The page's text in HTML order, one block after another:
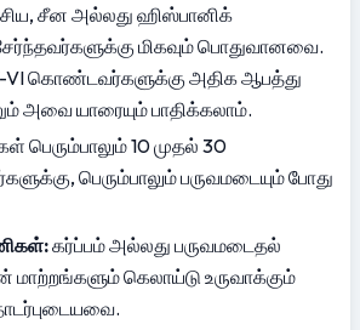
சீன அல்லது ஹிஸ்பானிக்
மிகவும் பொதுவானவை.
VI கொண்டவர்களுக்கு அதிக ஆபத்து
அவை யாரையும் பாதிக்கலாம்.
பெரும்பாலும் 10 முதல் 30
பெரும்பாலும் பருவமடையும் போது
கர்ப்பம் அல்லது பருவமடைதல்
கெலாய்டு உருவாக்கும்